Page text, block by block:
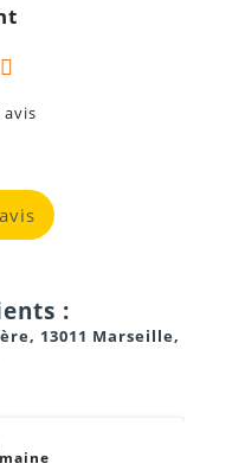
avis
:
13011 Marseille,